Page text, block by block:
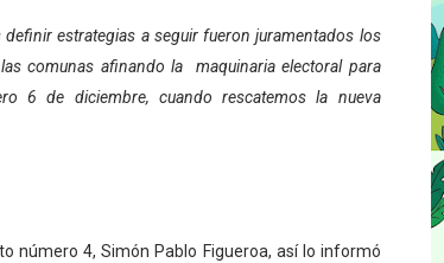
del hospital Sor Juana Inés
de tambora con Fundecem
en visita del Consejo Legislativo
productivo en Rangel
estrategias a seguir fueron juramentados los
comunas afinando la
maquinaria electoral para
6 de diciembre, cuando rescatemos la nueva
número 4, Simón Pablo Figueroa, así lo informó